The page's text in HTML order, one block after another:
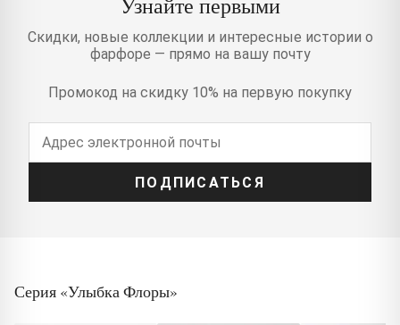
Скидки, новые коллекции и интересные истории о
фарфоре — прямо на вашу почту
Промокод на скидку 10% на первую покупку
ПОДПИСАТЬСЯ
Серия «Улыбка Флоры»